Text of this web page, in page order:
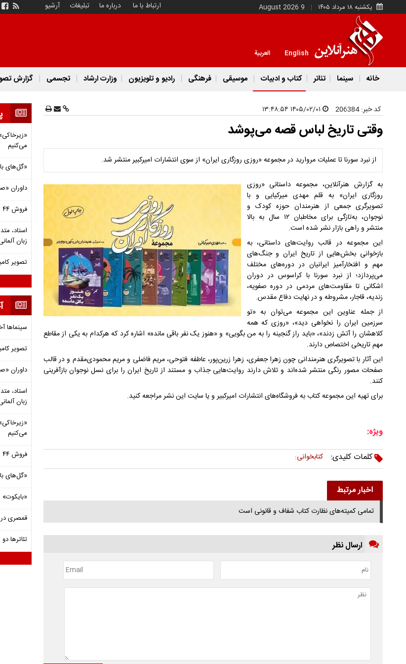
یکشنبه ۱۸ مرداد ۱۴۰۵ 9 August 2026 ارتباط با ما درباره ما تبلیغات آرشیو
English العربية
خانه سینما تئاتر کتاب و ادبیات موسیقی فرهنگی رادیو و تلویزیون وزارت ارشاد تجسمی گزارش
کد خبر:206384
وقتی تاریخ لباس قصه می‌پوشد
از نبرد سورنا تا عملیات مروارید در مجموعه «روزی روزگاری ایران» از سوی انتشارات امیرکبیر منتشر شد.
به گزارش هنرآنلاین، مجموعه داستانی «روزی
روزگاری ایران» به قلم مهدی میرکیایی و با
تصویرگری جمعی از هنرمندان حوزه کودک و
نوجوان، به‌تازگی برای مخاطبان ۱۲ سال به بالا
منتشر و راهی بازار نشر شده است.
این مجموعه در قالب روایت‌های داستانی، به
بازخوانی بخش‌هایی از تاریخ ایران و جنگ‌های
مهم و افتخارآمیز ایرانیان در دوره‌های مختلف
می‌پردازد؛ از نبرد سورنا با کراسوس در دوران
اشکانی تا مقاومت‌های مردمی در دوره صفویه،
زندیه، قاجار، مشروطه و در نهایت دفاع مقدس.
از جمله عناوین این مجموعه می‌توان به «تو
سرزمین ایران را نخواهی دید»، «روزی که همه
کلاهشان را آتش زدند»، «باید راز گنجینه را به من بگویی» و «هنوز یک نفر باقی مانده» اشاره کرد که هرکدام به یکی از مقاطع
مهم تاریخی اختصاص دارند.
این آثار با تصویرگری هنرمندانی چون زهرا جعفری، زهرا زرین‌پور، عاطفه فتوحی، مریم فاضلی و مریم محمودی‌مقدم و در قالب
صفحات مصور رنگی منتشر شده‌اند و تلاش دارند روایت‌هایی جذاب و مستند از تاریخ ایران را برای نسل نوجوان بازآفرینی
کنند.
برای تهیه این مجموعه کتاب به فروشگاه‌های انتشارات امیرکبیر و یا سایت این نشر مراجعه کنید.
ویژه:
کلمات کلیدی:
کتابخوانی:
اخبار مرتبط
تمامی کمیته‌های نظارت کتاب شفاف و قانونی است
ارسال نظر
می‌کنیم
«گل‌های
داوران
فروش ۴۴ میلیاردی سینما در دومین هفته‌ مرداد
استاد،
زبان
تصویر
سینماها
تصویر
داوران
استاد،
زبان
می‌کنیم
فروش ۴۴ میلیاردی سینما در دومین هفته‌ مرداد
«گل‌های
قمصری در
تئاترها